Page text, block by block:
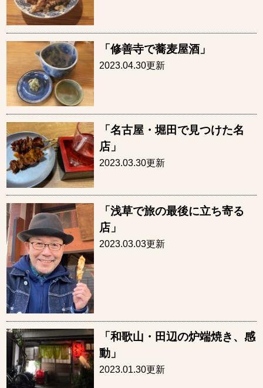
「修善寺で蕎麦屋酒」
2023.04.30更新
「名古屋・堀田で見つけた名
店」
2023.03.30更新
「浅草で旅の最後に立ち寄る
店」
2023.03.03更新
「和歌山・田辺の炉端焼き、感
動」
2023.01.30更新